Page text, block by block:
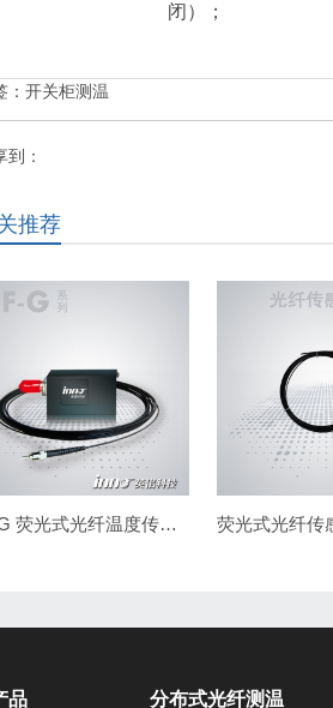
闭）；
： 开关柜测温
到：
推荐
IF-G 荧光式光纤温度传感器 荧光式光纤传
品 分布式光纤测温